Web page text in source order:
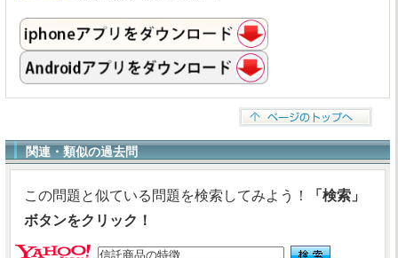
関連・類似の過去問
この問題と似ている問題を検索してみよう！
「検索」
ボタンをクリック！